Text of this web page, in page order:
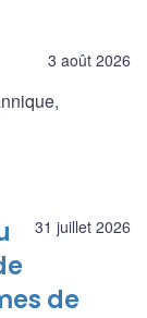
3 août 2026
31 juillet 2026
de